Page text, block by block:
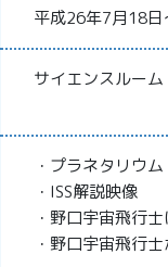
平成26年7月18
サイエンスルーム
・プラネタリウム
・ISS解説映像
・野口宇宙飛行
・野口宇宙飛行